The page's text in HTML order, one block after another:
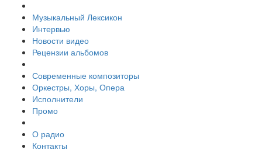
Музыкальный Лексикон
Интервью
Новости видео
Рецензии альбомов
Современные композиторы
Оркестры, Хоры, Опера
Исполнители
Промо
О радио
Контакты